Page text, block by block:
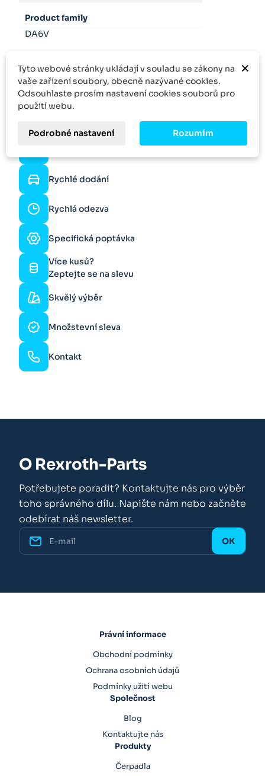
Product family
DA6V
Rychlé dodání
Rychlá odezva
Specifická poptávka
Více kusů?
Zeptejte se na slevu
Skvělý výběr
Množstevní sleva
Kontakt
O Rexroth-Parts
Potřebujete poradit? Kontaktujte nás pro výběr
toho správného dílu. Napište nám nebo začněte
odebírat náš newsletter.
Právní informace
Obchodní podmínky
Ochrana osobních údajů
Podmínky užití webu
Společnost
Blog
Kontaktujte nás
Produkty
Čerpadla
×
Tyto webové stránky ukládají v souladu se zákony na
vaše zařízení soubory, obecně nazývané cookies.
Odsouhlaste prosím nastavení cookies souborů pro
použití webu.
Podrobné nastavení Rozumím